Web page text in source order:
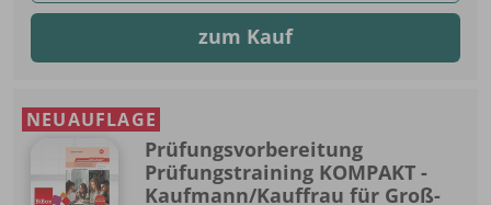
zum Kauf
NEUAUFLAGE
Prüfungsvorbereitung
Prüfungstraining KOMPAKT -
Kaufmann/Kauffrau für Groß-